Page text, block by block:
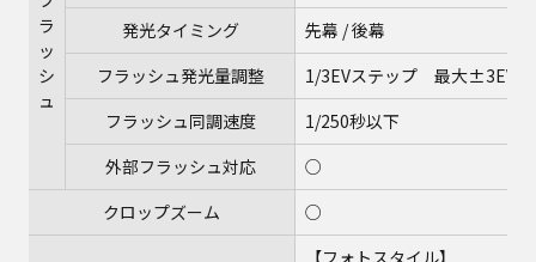
ラ
ッ
シ
ュ
発光タイミング
先幕 / 後幕
フラッシュ発光量調整
1/3EVステップ 最大±3EV
フラッシュ同調速度
1/250秒以下
外部フラッシュ対応
○
クロップズーム
○
【フォトスタイル】